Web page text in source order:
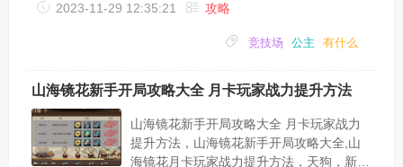
机器人，有些机器人的账号太豪华，很多玩
篇公主连结竞技场打机器人的心得：主要就
队，用法t防法队，用物理t防物理队。多看
没有t和爆发低的队。低战力打高战力，都
需要尽快取得人数优势，不然都会被慢慢磨
死。举例...
2023-11-29 12:35:21 攻略
竞技场 公主 有什么
山海镜花新手开局攻略大全 月卡玩家战力提升方法
山海镜花新手开局攻略大全 月卡玩家战力
提升方法，山海镜花新手开局攻略大全,山
海镜花月卡玩家战力提升方法，天狗，新